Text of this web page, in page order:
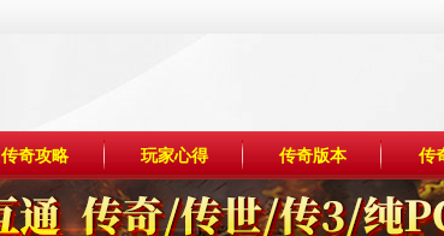
传奇攻略 玩家心得 传奇版本 传